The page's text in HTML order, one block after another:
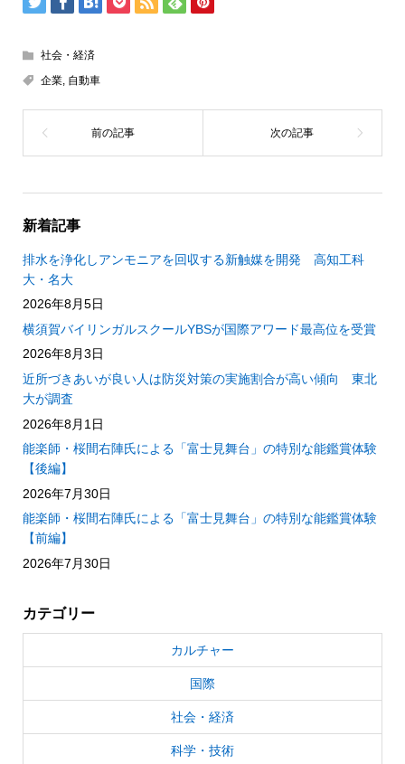
社会・経済
企業, 自動車
新着記事
排水を浄化しアンモニアを回収する新触媒を開発 高知工科
大・名大
2026年8月5日
横須賀バイリンガルスクールYBSが国際アワード最高位を受賞
2026年8月3日
近所づきあいが良い人は防災対策の実施割合が高い傾向 東北
大が調査
2026年8月1日
能楽師・桜間右陣氏による「富士見舞台」の特別な能鑑賞体験
【後編】
2026年7月30日
能楽師・桜間右陣氏による「富士見舞台」の特別な能鑑賞体験
【前編】
2026年7月30日
カテゴリー
カルチャー
国際
社会・経済
科学・技術